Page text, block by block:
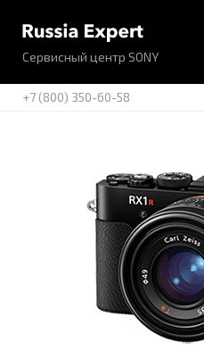
Сервисный центр SONY
+7 (800) 350-60-58